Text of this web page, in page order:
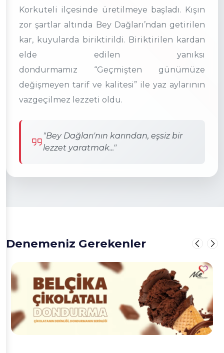
Korkuteli ilçesinde üretilmeye başladı. Kışın
zor şartlar altında Bey Dağları’ndan getirilen
kar, kuyularda biriktirildi. Biriktirilen kardan
elde edilen yanıksı
dondurmamız “Geçmişten günümüze
değişmeyen tarif ve kalitesi” ile yaz aylarının
vazgeçilmez lezzeti oldu.
"Bey Dağları'nın karından, eşsiz bir
lezzet yaratmak..."
Denemeniz Gerekenler